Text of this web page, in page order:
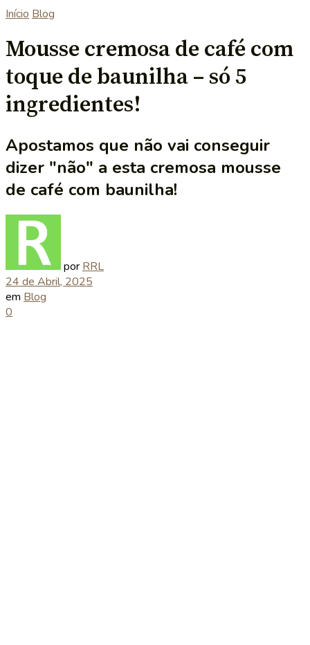
Início Blog
Mousse cremosa de café com
toque de baunilha – só 5
ingredientes!
Apostamos que não vai conseguir
dizer "não" a esta cremosa mousse
de café com baunilha!
por RRL
24 de Abril, 2025
em Blog
0